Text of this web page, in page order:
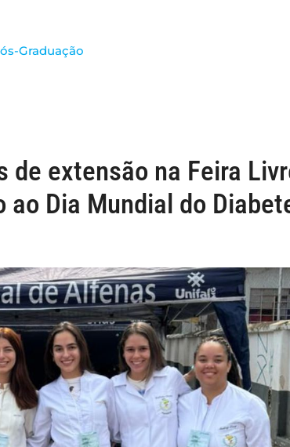
Graduação
de extensão na Feira
Dia Mundial do